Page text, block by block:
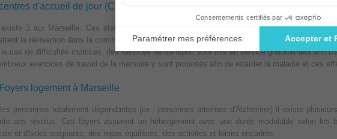
centres d'accueil de jour (CAJ)
existe 3 sur Marseille. Ces établissements permettent le maintien et le développement
la réinsertion dans la communauté des retraités isolés.
le cas de difficultés motrices, des services de transport sont mis en service gratuitement afin
exercices de travail de la mémoire y sont proposés afin de retarder la maladie et ces
Foyers logement à Marseille
personnes totalement dépendantes (ex : personnes atteintes d'Alzheimer) il existe
ans révolus. Ces foyers assurent un hébergement avec une durée modulable selon les
et d'aides soignants, des repas équilibrés, des activités et loisirs encadrés.